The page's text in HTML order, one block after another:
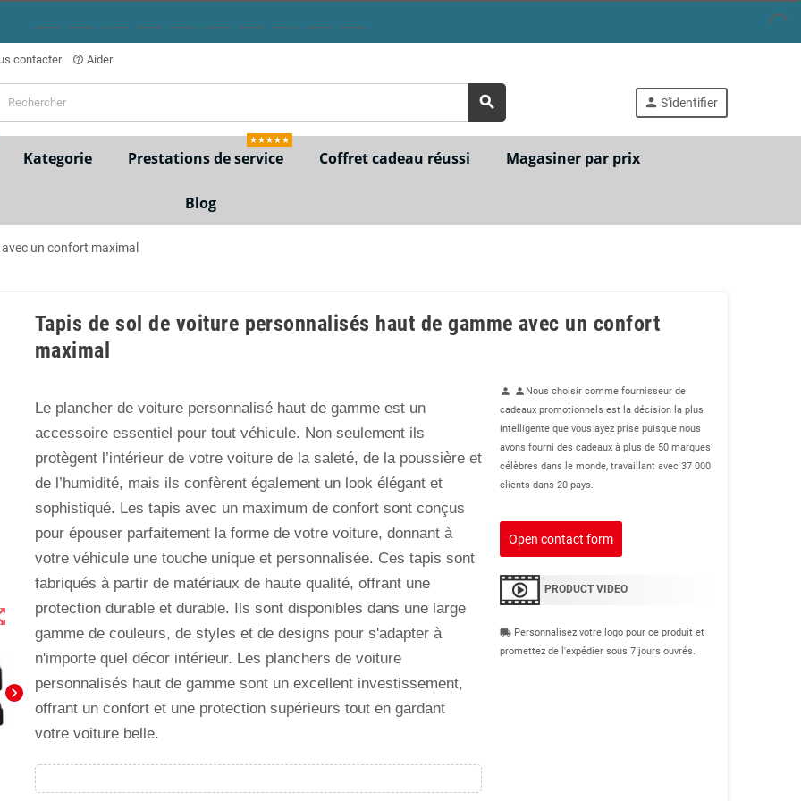
contacter help_outline Aider
search person S'identifier
Kategorie Prestations de service
★★★★★
Coffret cadeau réussi Magasiner par prix
Blog
un confort maximal
chevron_right
Tapis de sol de voiture personnalisés haut de gamme avec un confort
maximal
Le plancher de voiture personnalisé haut de gamme est un
accessoire essentiel pour tout véhicule. Non seulement ils
protègent l’intérieur de votre voiture de la saleté, de la poussière et
de l’humidité, mais ils confèrent également un look élégant et
sophistiqué. Les tapis avec un maximum de confort sont conçus
pour épouser parfaitement la forme de votre voiture, donnant à
votre véhicule une touche unique et personnalisée. Ces tapis sont
fabriqués à partir de matériaux de haute qualité, offrant une
protection durable et durable. Ils sont disponibles dans une large
gamme de couleurs, de styles et de designs pour s'adapter à
n'importe quel décor intérieur. Les planchers de voiture
personnalisés haut de gamme sont un excellent investissement,
offrant un confort et une protection supérieurs tout en gardant
votre voiture belle.
person personNous choisir comme fournisseur de
cadeaux promotionnels est la décision la plus
intelligente que vous ayez prise puisque nous
avons fourni des cadeaux à plus de 50 marques
célèbres dans le monde, travaillant avec 37 000
clients dans 20 pays.
Open contact form
PRODUCT VIDEO
local_shipping Personnalisez votre logo pour ce produit et
promettez de l'expédier sous 7 jours ouvrés.